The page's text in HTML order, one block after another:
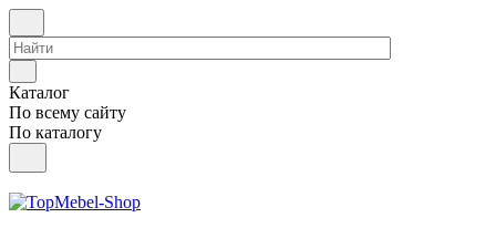
Каталог
По всему сайту
По каталогу